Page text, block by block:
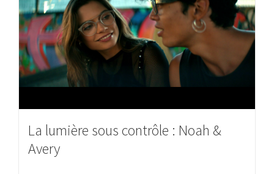
La lumière sous contrôle : Noah &
Avery